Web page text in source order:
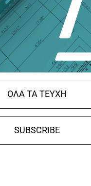
ΟΛΑ ΤΑ ΤΕΥΧΗ
SUBSCRIBE